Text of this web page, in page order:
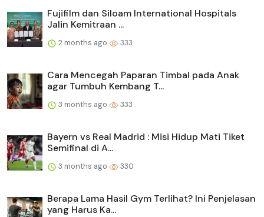
Fujifilm dan Siloam International Hospitals
Jalin Kemitraan ...
2 months ago 333
Cara Mencegah Paparan Timbal pada Anak
agar Tumbuh Kembang T...
3 months ago 333
Bayern vs Real Madrid : Misi Hidup Mati Tiket
Semifinal di A...
3 months ago 330
Berapa Lama Hasil Gym Terlihat? Ini Penjelasan
yang Harus Ka...